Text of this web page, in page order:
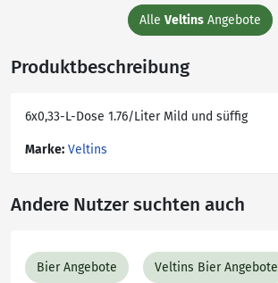
Alle Veltins Angebote
Produktbeschreibung
6x0,33-L-Dose 1.76/Liter Mild und süffig
Marke: Veltins
Andere Nutzer suchten auch
Bier Angebote Veltins Bier Angebote